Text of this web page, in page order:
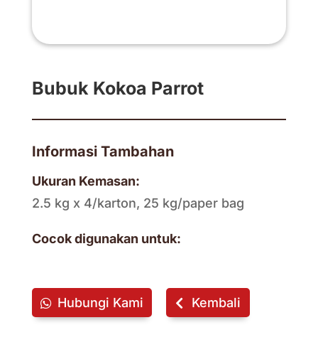
Bubuk Kokoa Parrot
Informasi Tambahan
Ukuran Kemasan:
2.5 kg x 4/karton, 25 kg/paper bag
Cocok digunakan untuk:
Hubungi Kami Kembali